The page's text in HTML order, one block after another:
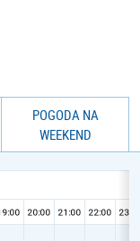
POGODA NA
WEEKEND